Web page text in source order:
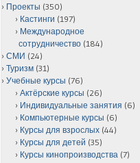
Проекты (350)
Кастинги (197)
Международное
сотрудничество (184)
СМИ (24)
Туризм (31)
Учебные курсы (76)
Актёрские курсы (26)
Индивидуальные занятия (6)
Компьютерные курсы (6)
Курсы для взрослых (44)
Курсы для детей (35)
Курсы кинопроизводства (7)